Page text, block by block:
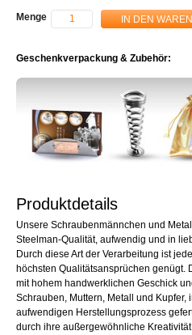
Menge IN DEN
Geschenkverpackung & Zubehör:
Produktdetails
Unsere Schraubenmännchen und
Steelman-Qualität, aufwendig und in
Durch diese Art der Verarbeitung ist
höchsten Qualitätsansprüchen genügt.
mit hohem handwerklichen Geschick
Schrauben, Muttern, Metall und Kupfer,
aufwendigen Herstellungsprozess
durch ihre außergewöhnliche